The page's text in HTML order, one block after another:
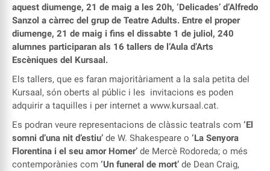
aquest diumenge, 21 de maig a les 20h, ‘Delicades’ d’Alfredo
Sanzol a càrrec del grup de Teatre Adults. Entre el proper
diumenge, 21 de maig i fins el dissabte 1 de juliol, 240
alumnes participaran als 16 tallers de l’Aula d’Arts
Escèniques del Kursaal.
Els tallers, que es faran majoritàriament a la sala petita del
Kursaal, són oberts al públic i les invitacions es poden
adquirir a taquilles i per internet a www.kursaal.cat.
Es podran veure representacions de clàssic teatrals com ‘El
somni d’una nit d’estiu’ de W. Shakespeare o ‘La Senyora
Florentina i el seu amor Homer’ de Mercè Rodoreda; o més
contemporànies com ‘Un funeral de mort’ de Dean Craig,